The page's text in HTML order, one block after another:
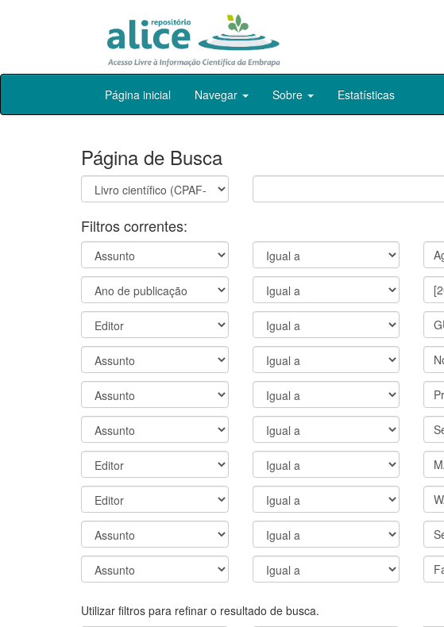
Skip
Página inicial Navegar Sobre Estatísticas
Página de Busca
Filtros correntes:
Utilizar filtros para refinar o resultado de busca.